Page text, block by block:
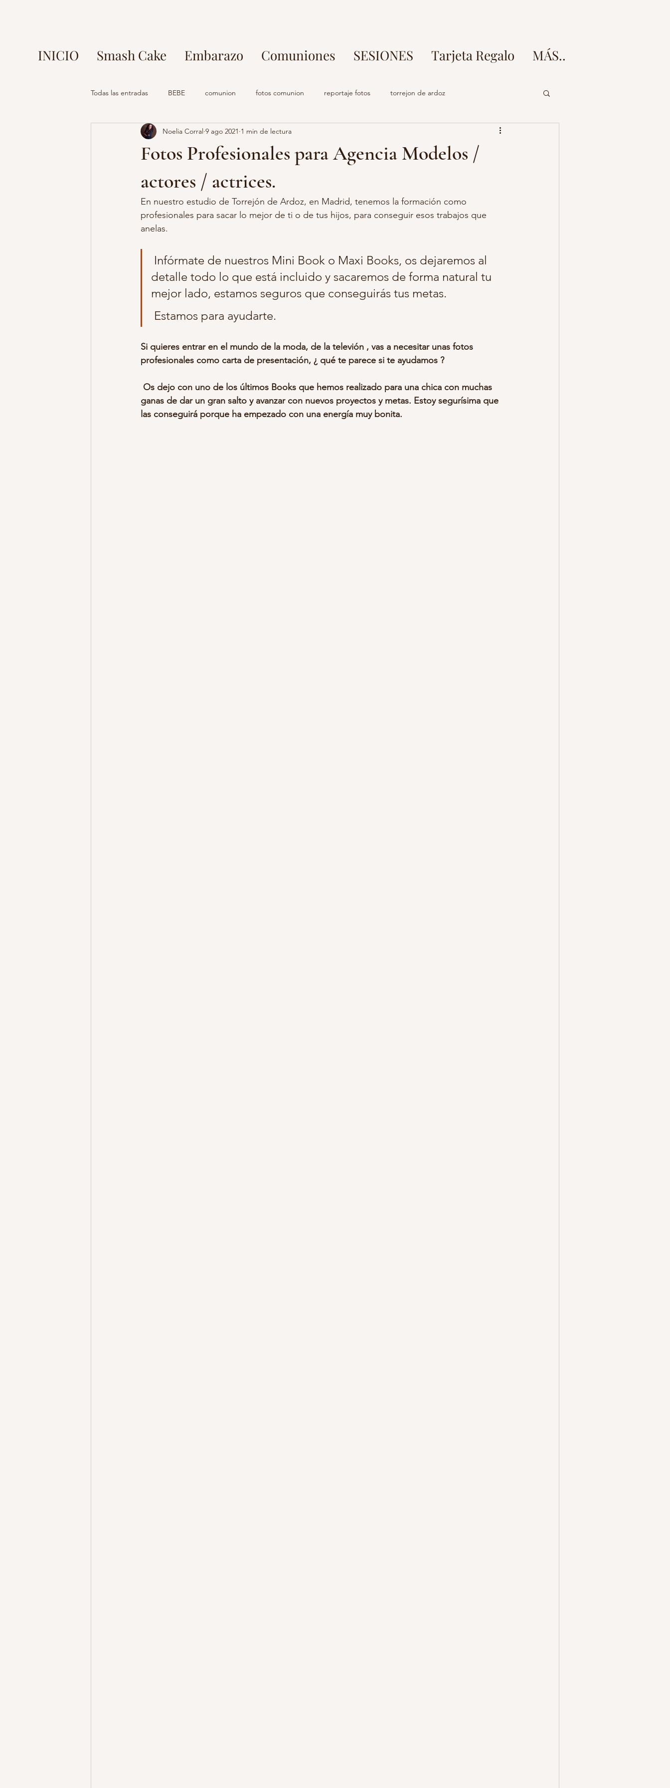
INICIO Smash Cake Embarazo Comuniones SESIONES Tarjeta Regalo MÁS..
Todas las entradas BEBE comunion fotos comunion reportaje fotos torrejon de ardoz
fotos en parque europa fotografo parque europa
fotografo comuniones
fotografo madrid estudio fotos profesional madrid fotografo torrejon de ardoz maternidad fotos
estudio sonrisas de algodon fotos infantiles estudio fotos niños fotos bonitas niños regalo de fotos
Fotos Profesionales para Agencia Modelos /
actores / actrices.
Noelia Corral 9 ago 2021 1 min de lectura
En nuestro estudio de Torrejón de Ardoz, en Madrid, tenemos la formación como
profesionales para sacar lo mejor de ti o de tus hijos, para conseguir esos trabajos que
anelas.
detalle todo lo que está incluido y sacaremos de forma natural tu
mejor lado, estamos seguros que conseguirás tus metas.
Estamos para ayudarte.
Si quieres entrar en el mundo de la moda, de la televión , vas a necesitar unas fotos
profesionales como carta de presentación, ¿ qué te parece si te ayudamos ?
ganas de dar un gran salto y avanzar con nuevos proyectos y metas. Estoy segurísima que
las conseguirá porque ha empezado con una energía muy bonita.